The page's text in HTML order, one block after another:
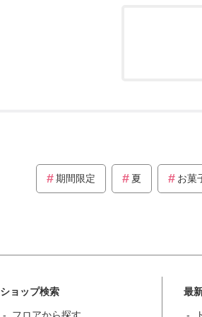
期間限定 夏 お菓
ショップ検索 最